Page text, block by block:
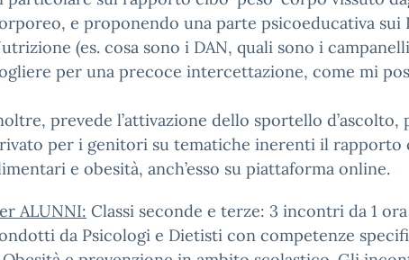
e proponendo una parte psicoeducativa
(es. cosa sono i DAN, quali sono i
per una precoce intercettazione, come mi
prevede l’attivazione dello sportello
per i genitori su tematiche inerenti il
e obesità, anch’esso su piattaforma online.
ALUNNI: Classi seconde e terze: 3 incontri da 1
da Psicologi e Dietisti con competenze